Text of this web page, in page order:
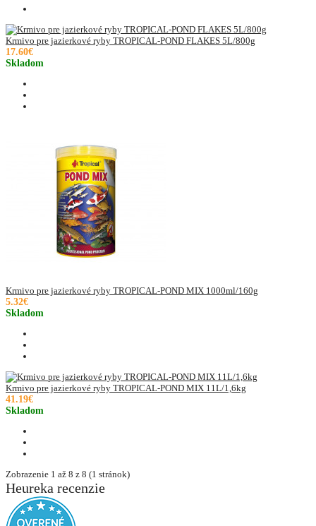
Krmivo pre jazierkové ryby TROPICAL-POND FLAKES 5L/800g
17.60€
Skladom
Krmivo pre jazierkové ryby TROPICAL-POND MIX 1000ml/160g
5.32€
Skladom
Krmivo pre jazierkové ryby TROPICAL-POND MIX 11L/1,6kg
41.19€
Skladom
Zobrazenie 1 až 8 z 8 (1 stránok)
Heureka recenzie